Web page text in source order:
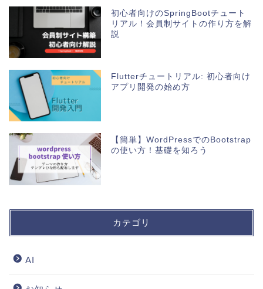
初心者向けのSpringBootチュート
リアル！会員制サイトの作り方を解
説
Flutterチュートリアル: 初心者向け
アプリ開発の始め方
【簡単】WordPressでのBootstrap
の使い方！基礎を知ろう
カテゴリ
AI